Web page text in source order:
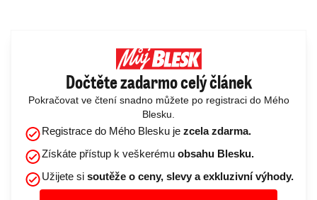
Dočtěte zadarmo celý článek
Pokračovat ve čtení snadno můžete po registraci do Mého
Blesku.
Registrace do Mého Blesku je zcela zdarma.
Získáte přístup k veškerému obsahu Blesku.
Užijete si soutěže o ceny, slevy a exkluzivní výhody.